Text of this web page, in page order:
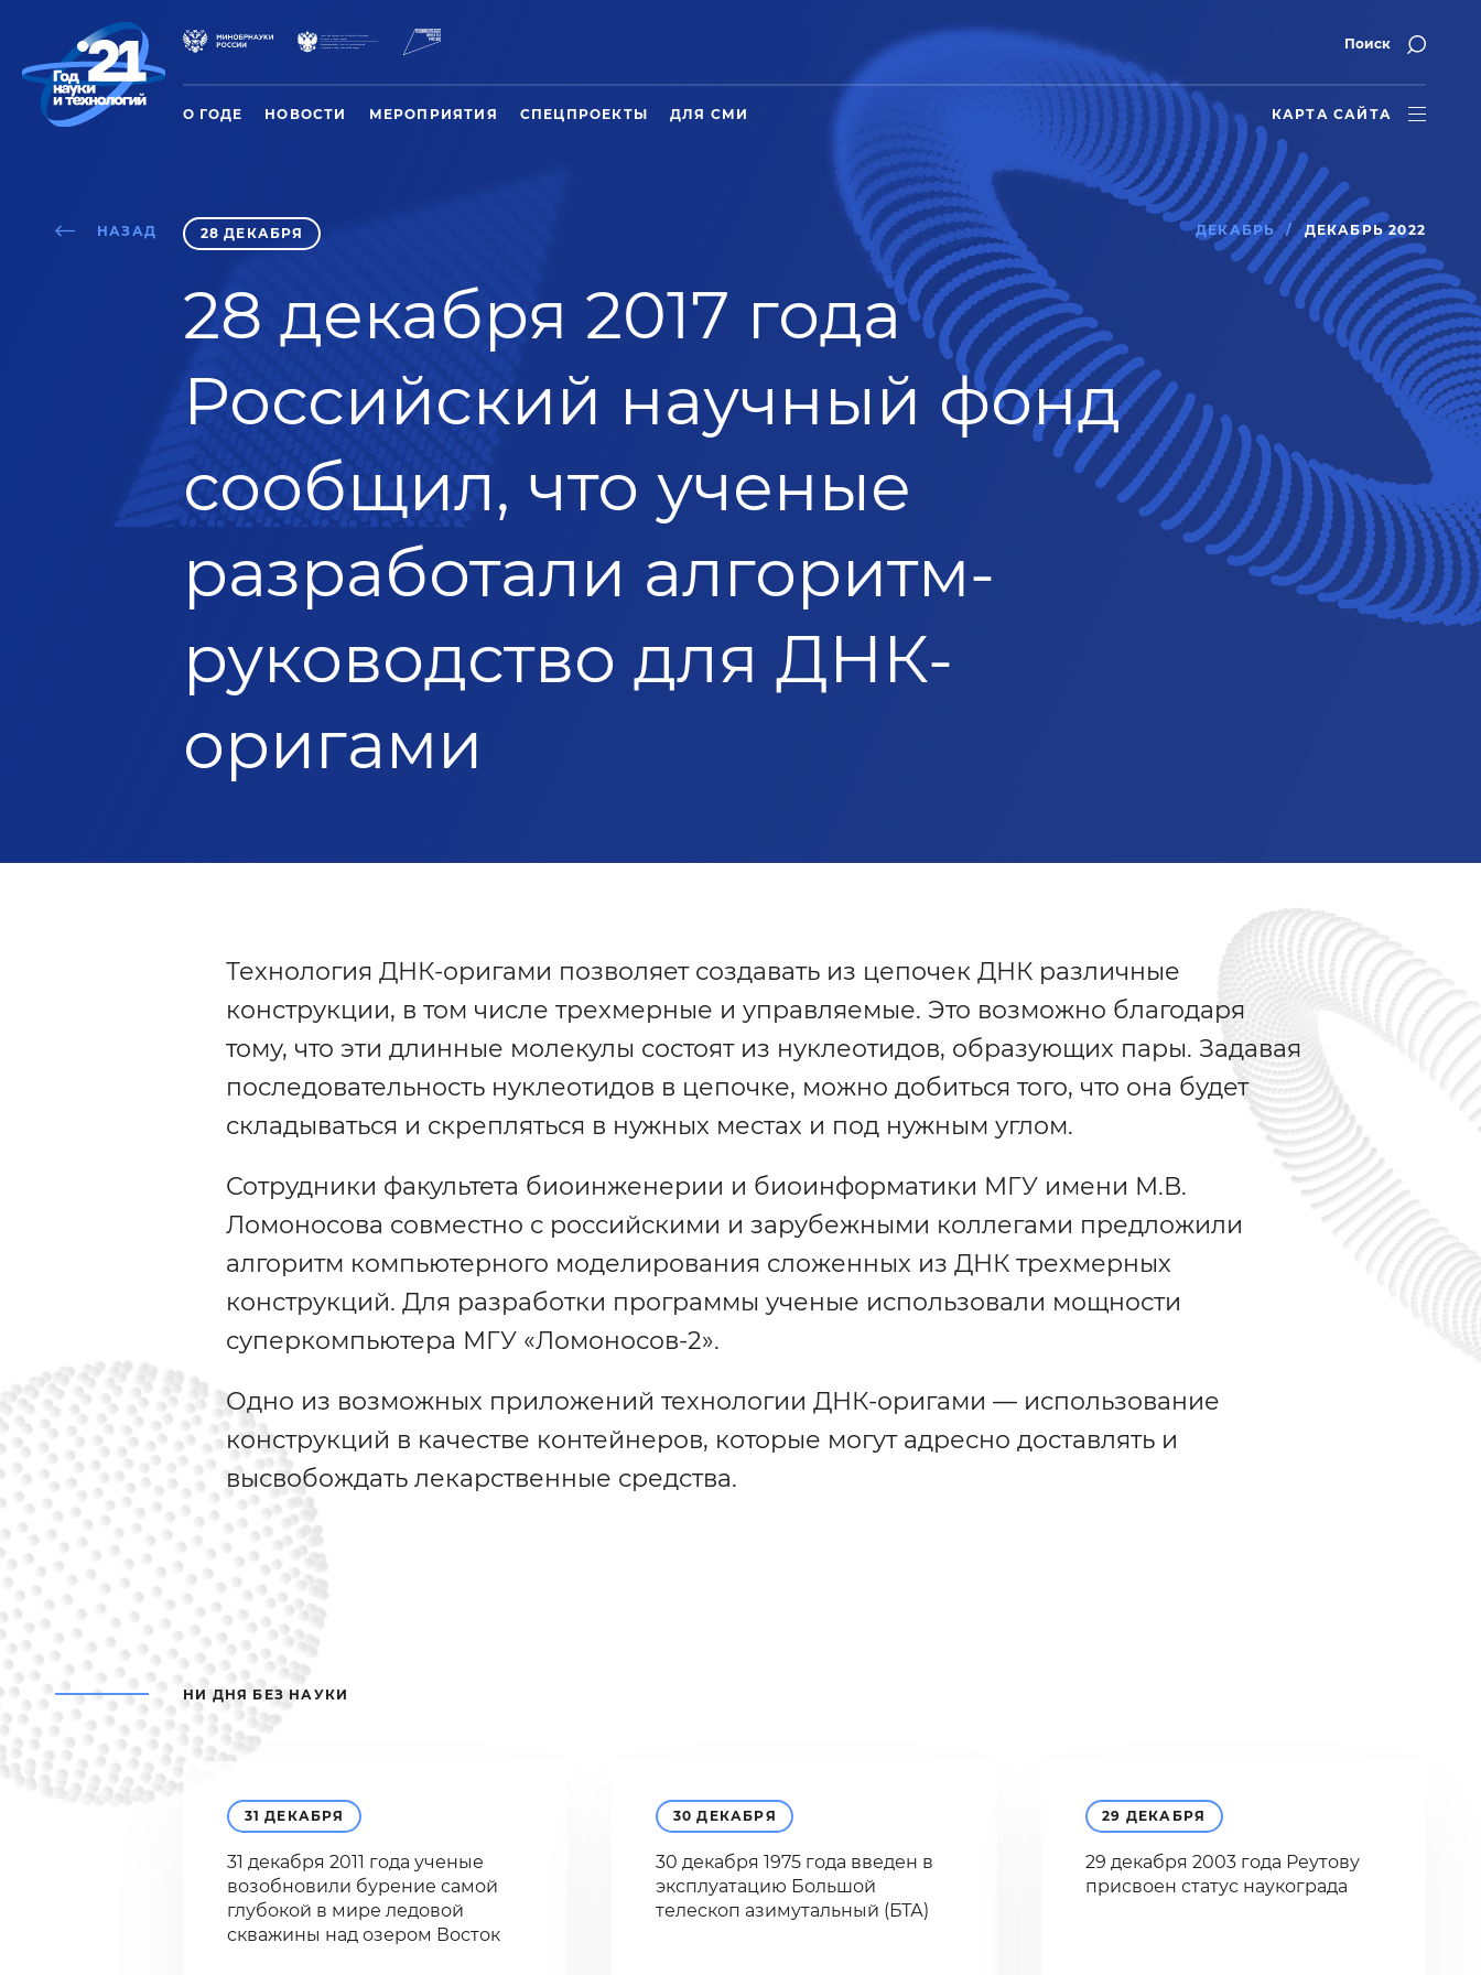
Поиск
О ГОДЕ НОВОСТИ МЕРОПРИЯТИЯ СПЕЦПРОЕКТЫ ДЛЯ СМИ КАРТА САЙТА
НАЗАД 28 ДЕКАБРЯ ДЕКАБРЬ ДЕКАБРЬ 2022
28 декабря 2017 года
Российский научный фонд
сообщил, что ученые
разработали алгоритм-
руководство для ДНК-
оригами
Технология ДНК-оригами позволяет создавать из цепочек ДНК различные
конструкции, в том числе трехмерные и управляемые. Это возможно благодаря
тому, что эти длинные молекулы состоят из нуклеотидов, образующих пары. Задавая
последовательность нуклеотидов в цепочке, можно добиться того, что она будет
складываться и скрепляться в нужных местах и под нужным углом.
Сотрудники факультета биоинженерии и биоинформатики МГУ имени М.В.
Ломоносова совместно с российскими и зарубежными коллегами предложили
алгоритм компьютерного моделирования сложенных из ДНК трехмерных
конструкций. Для разработки программы ученые использовали мощности
суперкомпьютера МГУ «Ломоносов-2».
Одно из возможных приложений технологии ДНК-оригами — использование
конструкций в качестве контейнеров, которые могут адресно доставлять и
высвобождать лекарственные средства.
НИ ДНЯ БЕЗ НАУКИ
31 ДЕКАБРЯ
31 декабря 2011 года ученые
возобновили бурение самой
глубокой в мире ледовой
скважины над озером Восток
30 ДЕКАБРЯ
30 декабря 1975 года введен в
эксплуатацию Большой
телескоп азимутальный (БТА)
29 ДЕКАБРЯ
29 декабря 2003 года Реутову
присвоен статус наукограда